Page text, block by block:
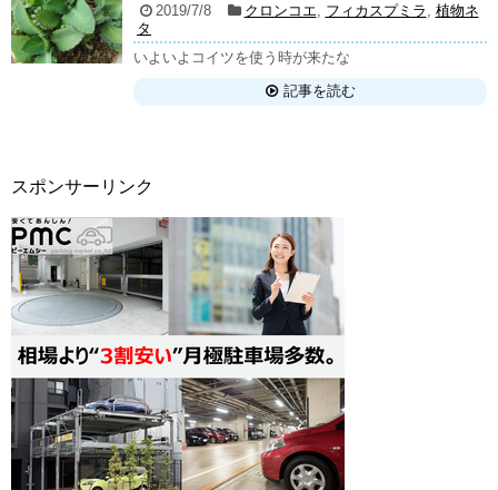
2019/7/8 クロンコエ フィカスプミラ
植物ネ
タ
いよいよコイツを使う時が来たな
記事を読む
スポンサーリンク